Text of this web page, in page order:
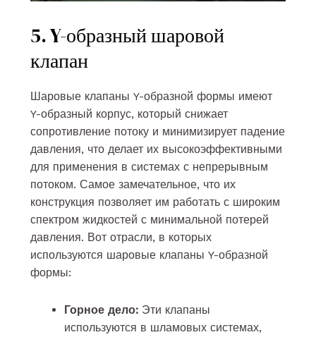
5. Y-образный шаровой
клапан
Шаровые клапаны Y-образной формы имеют
Y-образный корпус, который снижает
сопротивление потоку и минимизирует падение
давления, что делает их высокоэффективными
для применения в системах с непрерывным
потоком. Самое замечательное, что их
конструкция позволяет им работать с широким
спектром жидкостей с минимальной потерей
давления. Вот отрасли, в которых
используются шаровые клапаны Y-образной
формы:
Горное дело:Эти клапаны
используются в шламовых системах,